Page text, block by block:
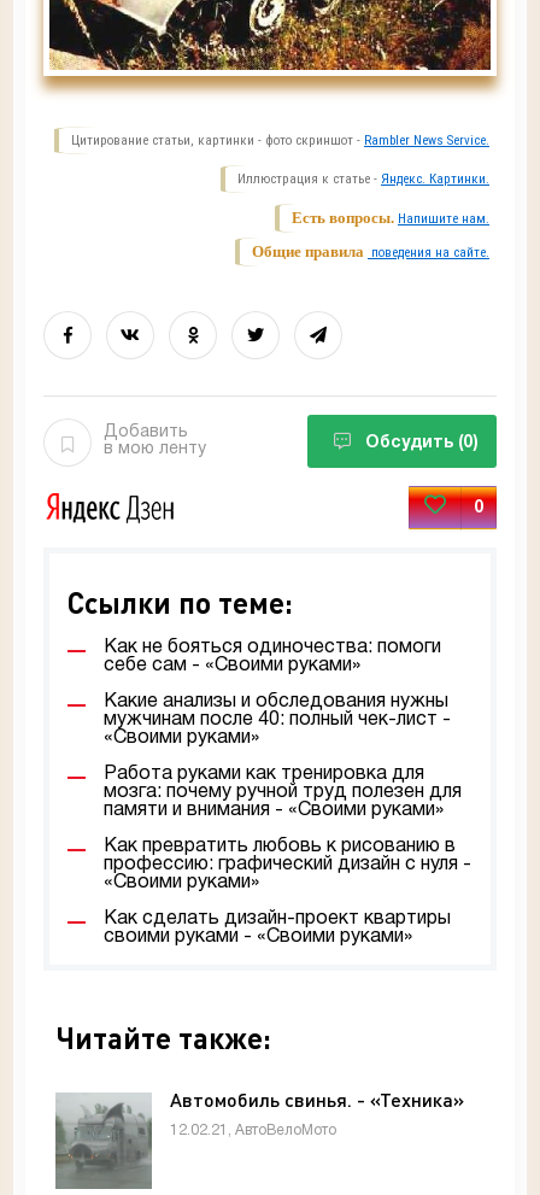
Цитирование статьи, картинки - фото скриншот - Rambler News Service.
Иллюстрация к статье - Яндекс. Картинки.
Есть вопросы. Напишите нам.
Общие правила поведения на сайте.
Добавить
в мою ленту
Обсудить (0)
0
Ссылки по теме:
Как не бояться одиночества: помоги
себе сам - «Своими руками»
Какие анализы и обследования нужны
мужчинам после 40: полный чек-лист -
«Своими руками»
Работа руками как тренировка для
мозга: почему ручной труд полезен для
памяти и внимания - «Своими руками»
Как превратить любовь к рисованию в
профессию: графический дизайн с нуля -
«Своими руками»
Как сделать дизайн-проект квартиры
своими руками - «Своими руками»
Читайте также:
Автомобиль свинья. - «Техника»
12.02.21, АвтоВелоМото